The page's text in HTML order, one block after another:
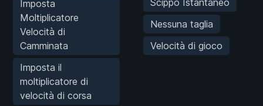
Imposta
Moltiplicatore
Velocità di
Camminata
Imposta il
moltiplicatore di
velocità di corsa
Nessuna taglia
Velocità di gioco